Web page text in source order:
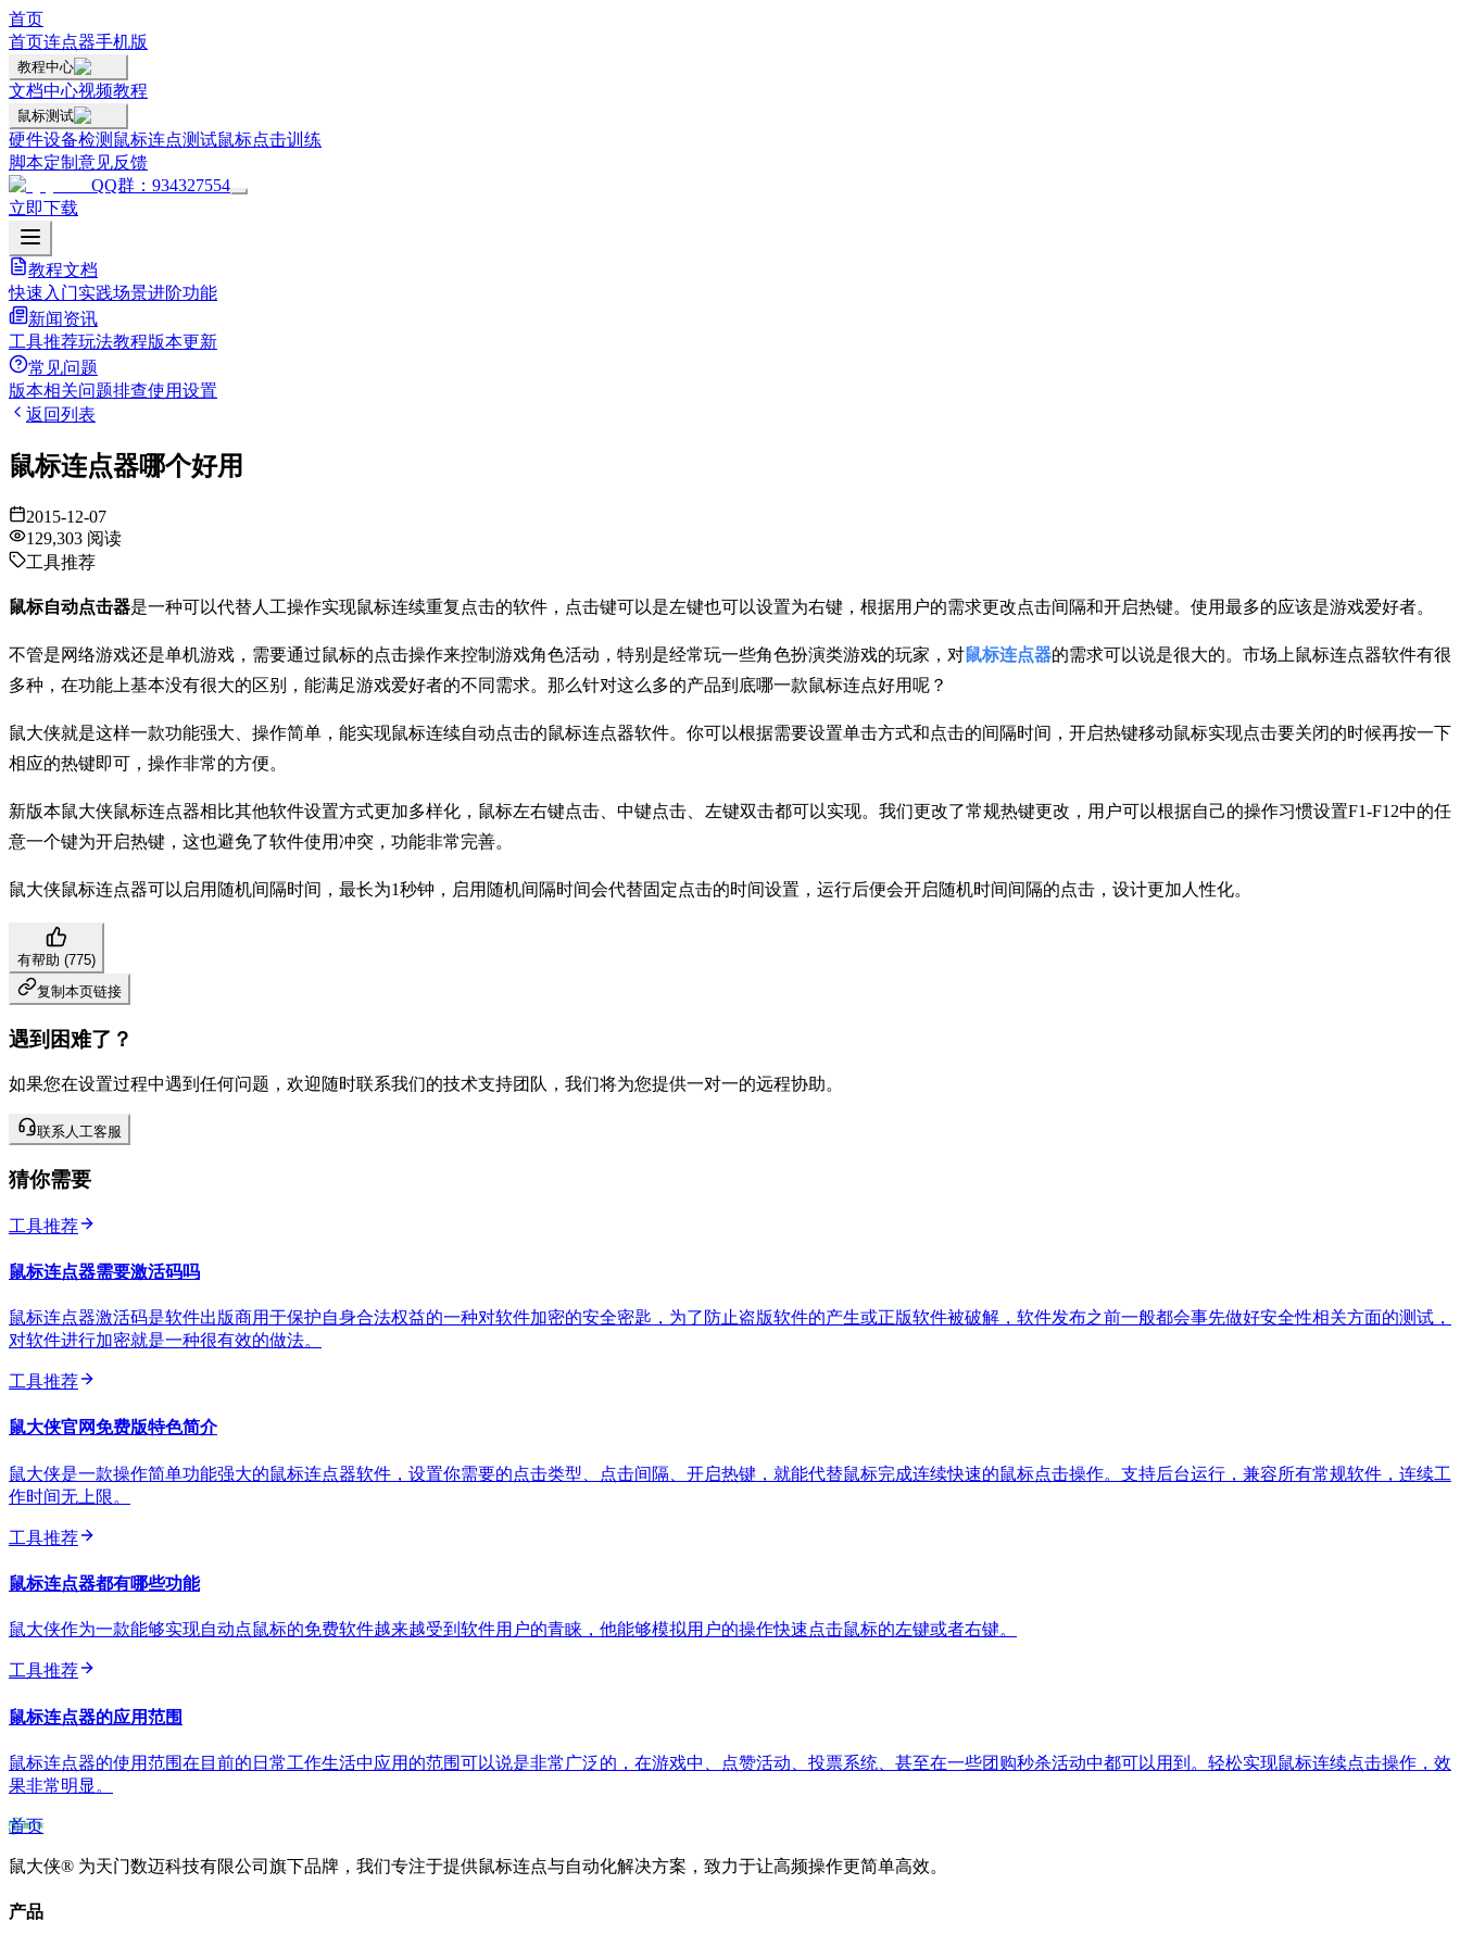
首页
首页连点器手机版
教程中心
文档中心视频教程
鼠标测试
硬件设备检测 鼠标连点测试鼠标点击训练
脚本定制 意见反馈
QQ群：934327554
立即下载
教程文档
快速入门实践场景进阶功能
新闻资讯
工具推荐玩法教程版本更新
常见问题
版本相关问题排查使用设置
返回列表
鼠标连点器哪个好用
2015-12-07
129,303 阅读
工具推荐
鼠标自动点击器是一种可以代替人工操作实现鼠标连续重复点击的软件，点击键可以是左键也可以设置为右键，根据用户的需求更改点击间隔和开启热键。使用最多的应该是游戏爱好者。
不管是网络游戏还是单机游戏，需要通过鼠标的点击操作来控制游戏角色活动，特别是经常玩一些角色扮演类游戏的玩家，对鼠标连点器的需求可以说是很大的。市场上鼠标连点器软件有很
多种，在功能上基本没有很大的区别，能满足游戏爱好者的不同需求。那么针对这么多的产品到底哪一款鼠标连点好用呢？
鼠大侠就是这样一款功能强大、操作简单，能实现鼠标连续自动点击的鼠标连点器软件。你可以根据需要设置单击方式和点击的间隔时间，开启热键移动鼠标实现点击要关闭的时候再按一下
相应的热键即可，操作非常的方便。
新版本鼠大侠鼠标连点器相比其他软件设置方式更加多样化，鼠标左右键点击、中键点击、左键双击都可以实现。我们更改了常规热键更改，用户可以根据自己的操作习惯设置F1-F12中的任
意一个键为开启热键，这也避免了软件使用冲突，功能非常完善。
鼠大侠鼠标连点器可以启用随机间隔时间，最长为1秒钟，启用随机间隔时间会代替固定点击的时间设置，运行后便会开启随机时间间隔的点击，设计更加人性化。
有帮助 (775)
复制本页链接
遇到困难了？
如果您在设置过程中遇到任何问题，欢迎随时联系我们的技术支持团队，我们将为您提供一对一的远程协助。
联系人工客服
猜你需要
工具推荐
鼠标连点器需要激活码吗
鼠标连点器激活码是软件出版商用于保护自身合法权益的一种对软件加密的安全密匙，为了防止盗版软件的产生或正版软件被破解，软件发布之前一般都会事先做好安全性相关方面的测试，
对软件进行加密就是一种很有效的做法。
工具推荐
鼠大侠官网免费版特色简介
鼠大侠是一款操作简单功能强大的鼠标连点器软件，设置你需要的点击类型、点击间隔、开启热键，就能代替鼠标完成连续快速的鼠标点击操作。支持后台运行，兼容所有常规软件，连续工
作时间无上限。
工具推荐
鼠标连点器都有哪些功能
鼠大侠作为一款能够实现自动点鼠标的免费软件越来越受到软件用户的青睐，他能够模拟用户的操作快速点击鼠标的左键或者右键。
工具推荐
鼠标连点器的应用范围
鼠标连点器的使用范围在目前的日常工作生活中应用的范围可以说是非常广泛的，在游戏中、点赞活动、投票系统、甚至在一些团购秒杀活动中都可以用到。轻松实现鼠标连续点击操作，效
果非常明显。
首页
鼠大侠® 为天门数迈科技有限公司旗下品牌，我们专注于提供鼠标连点与自动化解决方案，致力于让高频操作更简单高效。
产品